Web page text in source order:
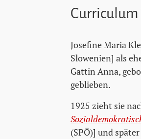
Josefine Maria
Slowenien] als
Gattin Anna,
geblieben.
1925 zieht sie
(SPÖ)] und